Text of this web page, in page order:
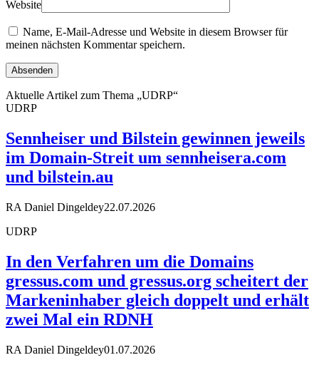
Website
Name, E-Mail-Adresse und Website in diesem Browser für
meinen nächsten Kommentar speichern.
Aktuelle Artikel zum Thema „UDRP“
UDRP
Sennheiser und Bilstein gewinnen jeweils
im Domain-Streit um sennheisera.com
und bilstein.au
RA Daniel Dingeldey22.07.2026
UDRP
In den Verfahren um die Domains
gressus.com und gressus.org scheitert der
Markeninhaber gleich doppelt und erhält
zwei Mal ein RDNH
RA Daniel Dingeldey01.07.2026